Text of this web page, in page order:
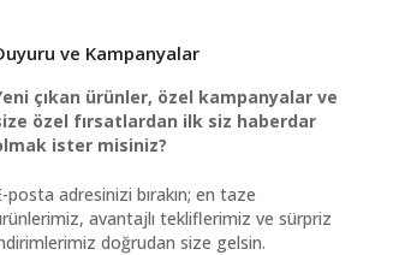
ve Kampanyalar
çıkan ürünler, özel kampanyalar ve
özel fırsatlardan ilk siz haberdar
ister misiniz?
posta adresinizi bırakın; en taze
avantajlı tekliflerimiz ve sürpriz
doğrudan size gelsin.